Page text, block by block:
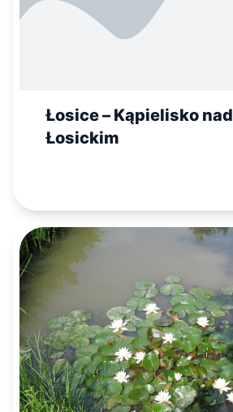
Łosice – Kąpielisko
Łosickim